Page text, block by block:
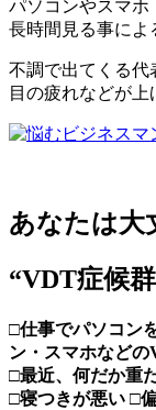
パソコンやスマホ
長時間見る事によ
不調で出てくる代
目の疲れなどが上
あなたは大
“VDT症候
□仕事でパソコン
ン・スマホなど
□最近、何だか重
□寝つきが悪い □